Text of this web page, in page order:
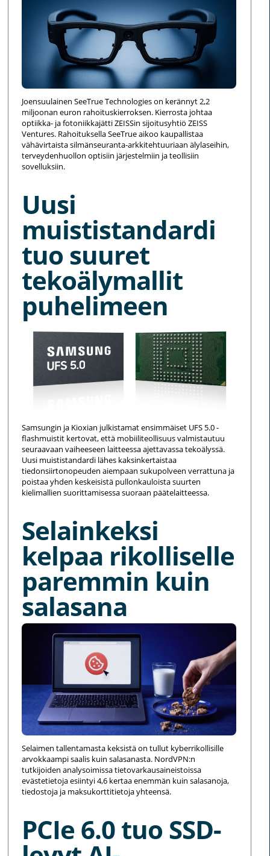
Joensuulainen SeeTrue Technologies on kerännyt 2,2
miljoonan euron rahoituskierroksen. Kierrosta johtaa
optiikka- ja fotoniikkajätti ZEISSin sijoitusyhtiö ZEISS
Ventures. Rahoituksella SeeTrue aikoo kaupallistaa
vähävirtaista silmänseuranta-arkkitehtuuriaan älylaseihin,
terveydenhuollon optisiin järjestelmiin ja teollisiin
sovelluksiin.
Uusi
muististandardi
tuo suuret
tekoälymallit
puhelimeen
Samsungin ja Kioxian julkistamat ensimmäiset UFS 5.0 -
flashmuistit kertovat, että mobiiliteollisuus valmistautuu
seuraavaan vaiheeseen laitteessa ajettavassa tekoälyssä.
Uusi muististandardi lähes kaksinkertaistaa
tiedonsiirtonopeuden aiempaan sukupolveen verrattuna ja
poistaa yhden keskeisistä pullonkauloista suurten
kielimallien suorittamisessa suoraan päätelaitteessa.
Selainkeksi
kelpaa rikolliselle
paremmin kuin
salasana
Selaimen tallentamasta keksistä on tullut kyberrikollisille
arvokkaampi saalis kuin salasanasta. NordVPN:n
tutkijoiden analysoimissa tietovarkausaineistoissa
evästetietoja esiintyi 4,6 kertaa enemmän kuin salasanoja,
tiedostoja ja maksukorttitietoja yhteensä.
PCIe 6.0 tuo SSD-